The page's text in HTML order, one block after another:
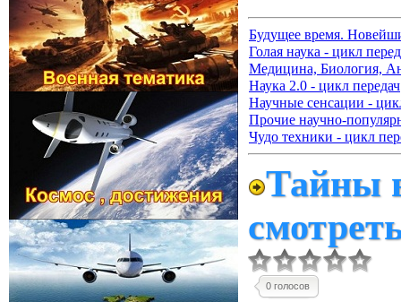
Будущее время.
Голая наука - цикл
Медицина, Биология,
Наука 2.0 - цикл передач
Научные сенсации -
Прочие научно-
Чудо техники - цикл
Тайны
0 голосов